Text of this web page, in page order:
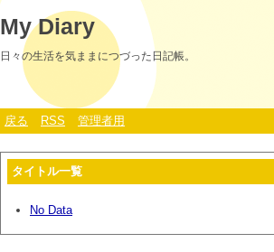
My Diary
日々の生活を気ままにつづった日記帳。
戻る RSS 管理者用
タイトル一覧
No Data